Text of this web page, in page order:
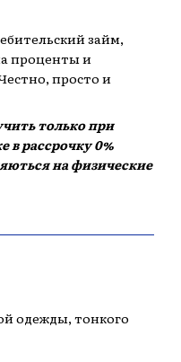
займ,
проценты и
просто и
только при
в рассрочку 0%
на физические
одежды, тонкого